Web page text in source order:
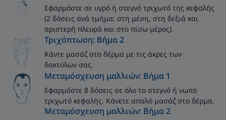
Εφαρμόστε σε υγρό ή στεγνό τριχωτό της κεφαλής
(2 δόσεις ανά τμήμα: στη μέση, στη δεξιά και
αριστερή πλευρά και στο πίσω μέρος).
Τριχόπτωση: Βήμα 2
Κάντε μασάζ στο δέρμα με τις άκρες των
δακτύλων σας.
Μεταμόσχευση μαλλιών: Βήμα 1
Εφαρμόστε 8 δόσεις σε όλο το στεγνό ή νωπό
τριχωτό κεφαλής. Κάνετε απαλό μασάζ στο δέρμα.
Μεταμόσχευση μαλλιών: Βήμα 2